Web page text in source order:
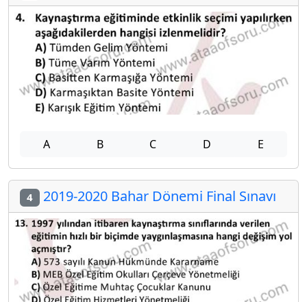
A B C D E
4 2019-2020 Bahar Dönemi Final Sınavı